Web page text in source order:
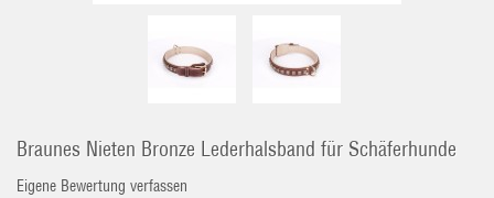
Braunes Nieten Bronze Lederhalsband für Schäferhunde
Eigene Bewertung verfassen